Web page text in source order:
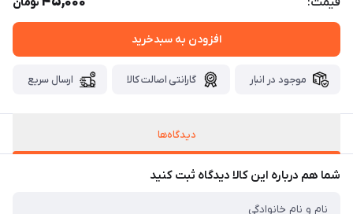
افزودن به سبدخرید
موجود در انبار گارانتی اصالت کالا ارسال سریع
دیدگاه‌ها
شما هم درباره این کالا دیدگاه ثبت کنید